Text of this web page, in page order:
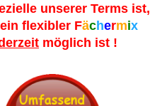
unserer Terms ist,
flexibler Fächermix
möglich ist !